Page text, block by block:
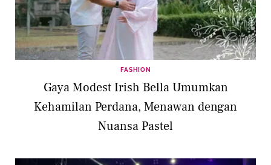
FASHION
Gaya Modest Irish Bella Umumkan
Kehamilan Perdana, Menawan dengan
Nuansa Pastel